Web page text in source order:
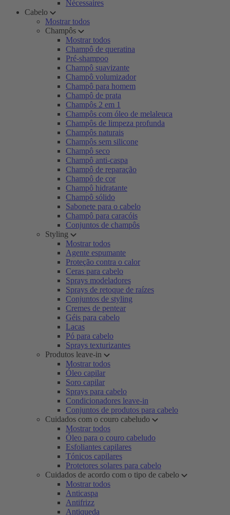
Nécessaires
Cabelo
Mostrar todos
Champôs
Mostrar todos
Champô de queratina
Pré-shampoo
Champô suavizante
Champô volumizador
Champô para homem
Champô de prata
Champôs 2 em 1
Champôs com óleo de melaleuca
Champôs de limpeza profunda
Champôs naturais
Champôs sem silicone
Champô seco
Champô anti-caspa
Champô de reparação
Champô de cor
Champô hidratante
Champô sólido
Sabonete para o cabelo
Champô para caracóis
Conjuntos de champôs
Styling
Mostrar todos
Agente espumante
Proteção contra o calor
Ceras para cabelo
Sprays modeladores
Sprays de retoque de raízes
Conjuntos de styling
Cremes de pentear
Géis para cabelo
Lacas
Pó para cabelo
Sprays texturizantes
Produtos leave-in
Mostrar todos
Óleo capilar
Soro capilar
Sprays para cabelo
Condicionadores leave-in
Conjuntos de produtos para cabelo
Cuidados com o couro cabeludo
Mostrar todos
Óleo para o couro cabeludo
Esfoliantes capilares
Tónicos capilares
Protetores solares para cabelo
Cuidados de acordo com o tipo de cabelo
Mostrar todos
Anticaspa
Antifrizz
Antiqueda